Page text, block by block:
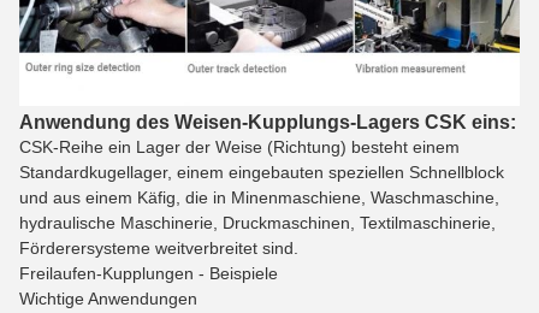
Anwendung des Weisen-Kupplungs-Lagers CSK eins:
CSK-Reihe ein Lager der Weise (Richtung) besteht einem
Standardkugellager, einem eingebauten speziellen Schnellblock
und aus einem Käfig, die in Minenmaschiene, Waschmaschine,
hydraulische Maschinerie, Druckmaschinen, Textilmaschinerie,
Förderersysteme weitverbreitet sind.
Freilaufen-Kupplungen - Beispiele
Wichtige Anwendungen